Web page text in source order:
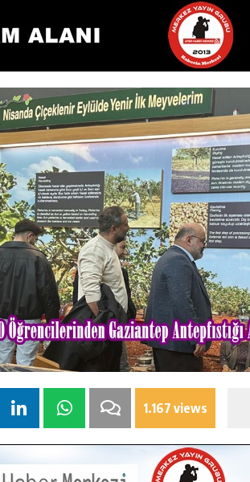
1.167 views